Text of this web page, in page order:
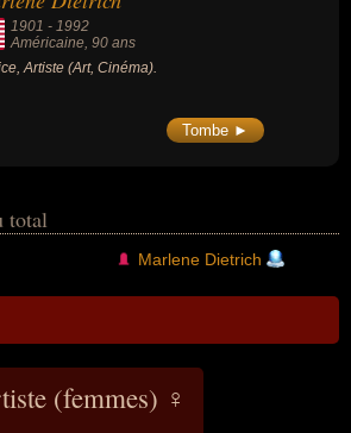
1901 - 1992
Américaine, 90 ans
Artiste (Art, Cinéma).
Tombe ►
total
Marlene Dietrich
(femmes) ♀